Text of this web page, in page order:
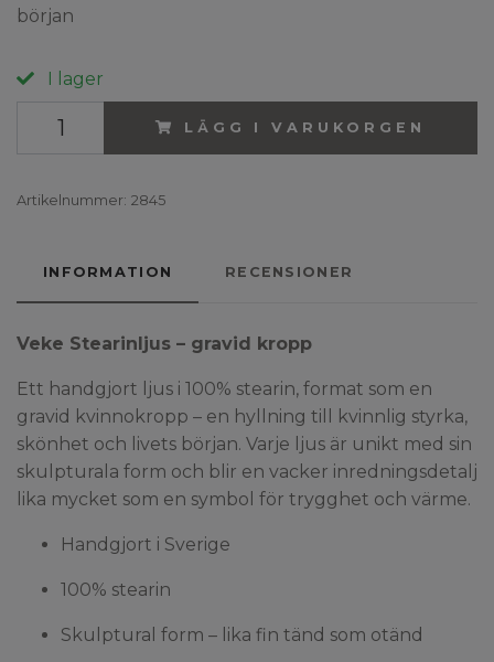
början
I lager
LÄGG I VARUKORGEN
Artikelnummer: 2845
INFORMATION RECENSIONER
Veke Stearinljus – gravid kropp
Ett handgjort ljus i 100% stearin, format som en
gravid kvinnokropp – en hyllning till kvinnlig styrka,
skönhet och livets början. Varje ljus är unikt med sin
skulpturala form och blir en vacker inredningsdetalj
lika mycket som en symbol för trygghet och värme.
Handgjort i Sverige
100% stearin
Skulptural form – lika fin tänd som otänd